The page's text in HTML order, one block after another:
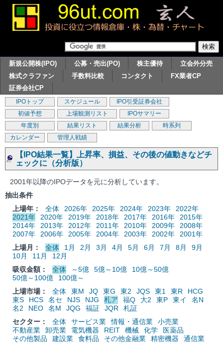
新規公開株(IPO) 公募・売出(PO) 株主優待
立会外分売
株式クラファン
手数料比較 コンタクト
FX業者CP
証券会社CP
IPOトップ スケジュール
IPO引受証券会社
初値予想
上場観測リスト
IPOサマリー
年度別
結果リスト 結果分析
時系列
カレンダー
管理人戦績
【IPO結果一覧】上昇率、損益、その後の値動きなどチ
ェックに（分析版）
2001年以降のIPOデータを元に分析しています。
抽出条件
上場年：
全体 2026年 2025年 2024年 2023年
2022年
2021年
2020年 2019年 2018年 2017年 2016年
2015年
2014年
2013年 2012年 2011年 2010年 2009年
2008年
2007年
2006年 2005年 2004年 2003年 2002年
2001年
上場月：
全体 1月 2月 3月 4月 5月 6月 7月 8月
9月
10月
11月
12月
吸収金額：
全体 ～5億 5億～10億
10億～50億
50億～100億
100億～
上場市場：
全体 東M JQ 東G 東2 JQS 東1 東R
HCG
東S
HCS 名セ NJS NJG 札ア 福Q 大2 東P 東イ
名N
名2
NEO 名M JQG 福証 JQR
札証
セクター：
全体 サービス業 情報・通信業
小売業
不動産業
卸売業 電気機器 REIT 機械 化学
医薬品
その他製品
建設業 食料品 その他金融業 精密機器
通信業